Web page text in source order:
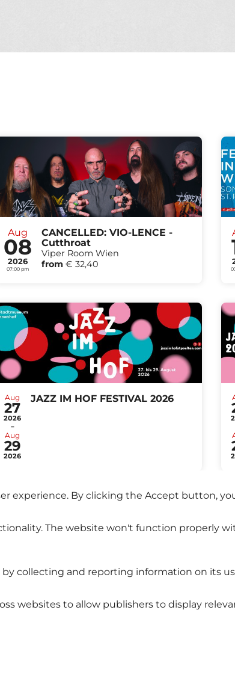
Aug
08
2026
07:00 pm
CANCELLED: VIO-LENCE -
Cutthroat
Viper Room Wien
from € 32,40
Aug
27
2026
-
Aug
29
2026
JAZZ IM HOF FESTIVAL 2026
experience. By clicking the Accept button,
The website won't function properly
collecting and reporting information on its
websites to allow publishers to display